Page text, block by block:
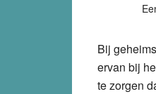
Bij
ervan bij
te zorgen